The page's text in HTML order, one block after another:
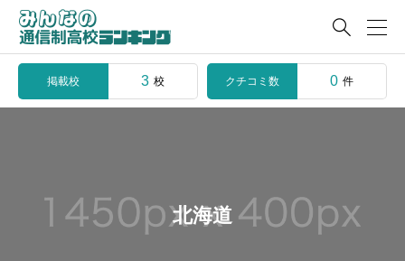

掲載校 3 校 クチコミ数 0 件
北海道